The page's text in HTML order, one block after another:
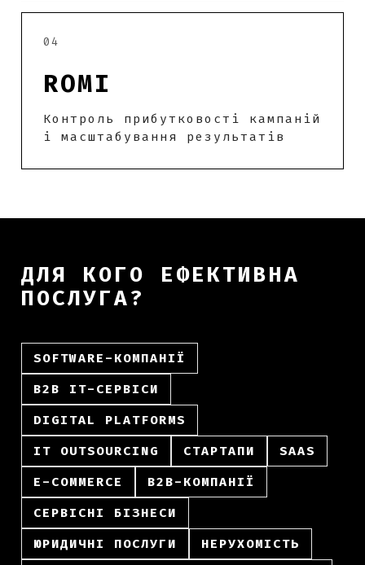
ДЛЯ КОГО ЕФЕКТИВНА
ПОСЛУГА?
SOFTWARE-КОМПАНІЇ
B2B IT-СЕРВІСИ
DIGITAL PLATFORMS
IT OUTSOURCING
СТАРТАПИ
SAAS
E-COMMERCE
B2B-КОМПАНІЇ
СЕРВІСНІ БІЗНЕСИ
ЮРИДИЧНІ ПОСЛУГИ
НЕРУХОМІСТЬ
04
ROMI
Контроль прибутковості кампаній
і масштабування результатів